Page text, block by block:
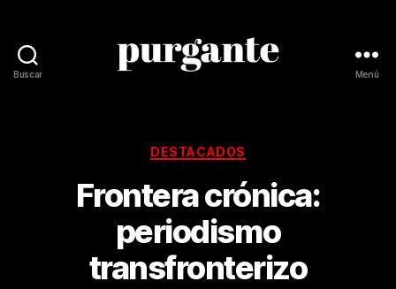
Buscar Menú
Categorías
DESTACADOS
Frontera crónica:
periodismo
transfronterizo